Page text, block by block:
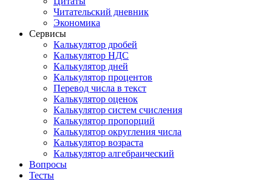
Читательский дневник
Экономика
Сервисы
Калькулятор дробей
Калькулятор НДС
Калькулятор дней
Калькулятор процентов
Перевод числа в текст
Калькулятор оценок
Калькулятор систем счисления
Калькулятор пропорций
Калькулятор округления числа
Калькулятор возраста
Калькулятор алгебраический
Вопросы
Тесты